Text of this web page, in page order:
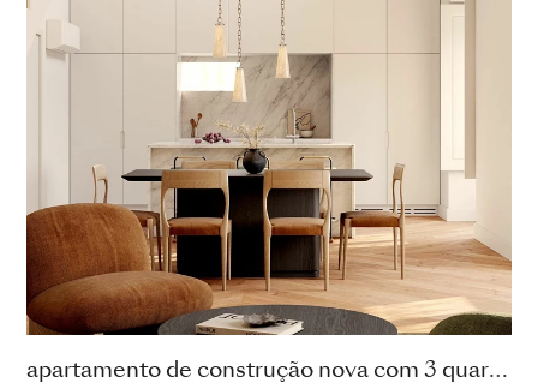
apartamento de construção nova com 3 quartos